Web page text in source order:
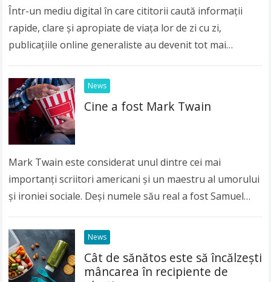
Într-un mediu digital în care cititorii caută informații
rapide, clare și apropiate de viața lor de zi cu zi,
publicațiile online generaliste au devenit tot mai
News
Cine a fost Mark Twain
Mark Twain este considerat unul dintre cei mai
importanți scriitori americani și un maestru al umorului
și ironiei sociale. Deși numele său real a fost Samuel
News
Cât de sănătos este să încălzeşti
mâncarea în recipiente de